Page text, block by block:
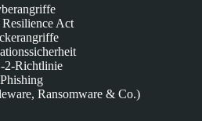
Act
2-Richtlinie
Phishing
Ransomware & Co.)